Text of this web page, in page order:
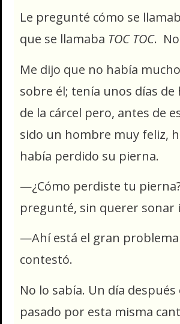
Le pregunté cómo se
que se llamaba TOC TOC.
Me dijo que no había
sobre él; tenía unos días de
de la cárcel pero, antes de
sido un hombre muy feliz,
había perdido su pierna.
—¿Cómo perdiste tu
pregunté, sin querer sonar
—Ahí está el gran
contestó.
No lo sabía. Un día
pasado por esta misma